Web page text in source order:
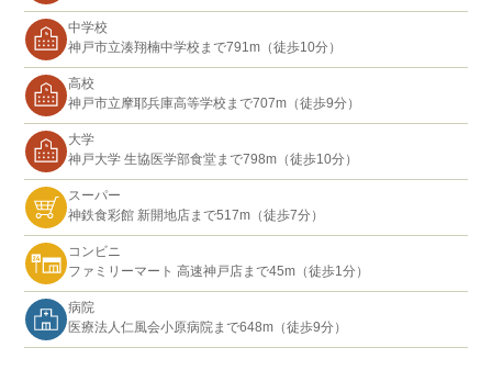
中学校
神戸市立湊翔楠中学校まで791m（徒歩10分）
高校
神戸市立摩耶兵庫高等学校まで707m（徒歩9分）
大学
神戸大学 生協医学部食堂まで798m（徒歩10分）
スーパー
神鉄食彩館 新開地店まで517m（徒歩7分）
コンビニ
ファミリーマート 高速神戸店まで45m（徒歩1分）
病院
医療法人仁風会小原病院まで648m（徒歩9分）